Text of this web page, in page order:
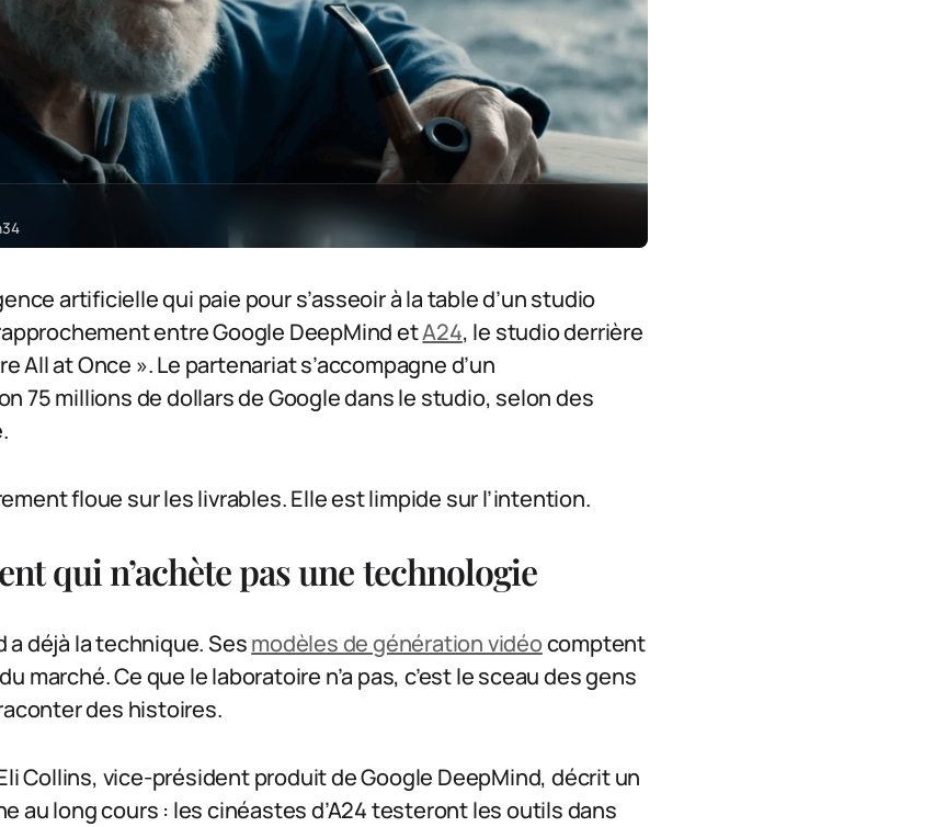
artificielle qui paie pour s’asseoir à la table d’un studio
entre Google DeepMind etA24, le studio derrière
All at Once ». Le partenariat s’accompagne d’un
75 millions de dollars de Google dans le studio, selon des
floue sur les livrables. Elle est limpide sur l’intention.
qui n’achète pas une technologie
a déjà la technique. Sesmodèles de génération vidéocomptent
marché. Ce que le laboratoire n’a pas, c’est le sceau des gens
des histoires.
Collins, vice-président produit de Google DeepMind, décrit un
au long cours : les cinéastes d’A24 testeront les outils dans